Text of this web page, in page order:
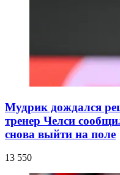
Мудрик дождался
тренер Челси
снова выйти на поле
13 550